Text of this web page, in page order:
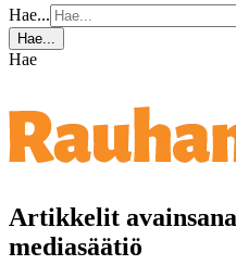
Hae...
Hae...
Hae
Artikkelit
mediasäätiö